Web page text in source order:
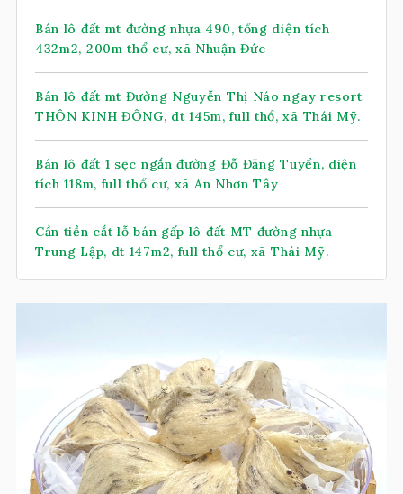
Bán lô đất mt đường nhựa 490, tổng diện tích
432m2, 200m thổ cư, xã Nhuận Đức
Bán lô đất mt Đường Nguyễn Thị Náo ngay resort
THÔN KINH ĐÔNG, dt 145m, full thổ, xã Thái Mỹ.
Bán lô đất 1 sẹc ngắn đường Đỗ Đăng Tuyển, diện
tích 118m, full thổ cư, xã An Nhơn Tây
Cần tiền cắt lỗ bán gấp lô đất MT đường nhựa
Trung Lập, dt 147m2, full thổ cư, xã Thái Mỹ.